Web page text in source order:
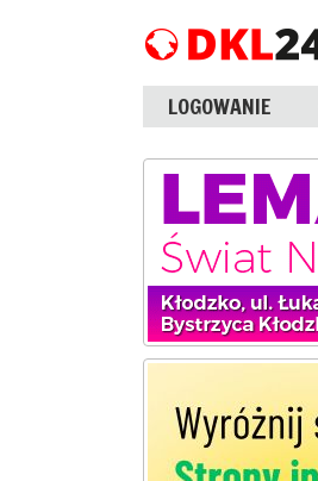
LOGOWANIE